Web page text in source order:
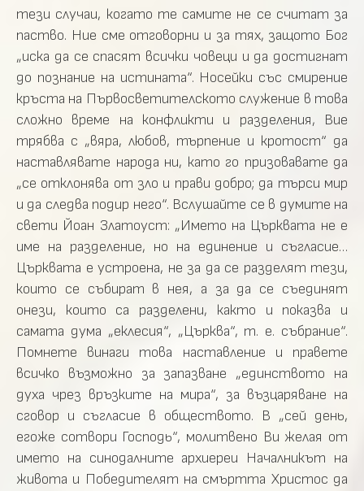
тези случаи, когато те самите не се считат за
паство. Ние сме отговорни и за тях, защото Бог
„иска да се спасят всички човеци и да достигнат
до познание на истината“. Носейки със смирение
кръста на Първосветителското служение в това
сложно време на конфликти и разделения, Вие
трябва с „вяра, любов, търпение и кротост“ да
наставлявате народа ни, като го призовавате да
„се отклонява от зло и прави добро; да търси мир
и да следва подир него“. Вслушайте се в думите на
свети Йоан Златоуст: „Името на Църквата не е
име на разделение, но на единение и съгласие…
Църквата е устроена, не за да се разделят тези,
които се събират в нея, а за да се съединят
онези, които са разделени, както и показва и
самата дума „еклесия“, „Църква“, т. е. събрание“.
Помнете винаги това наставление и правете
всичко възможно за запазване „единството на
духа чрез връзките на мира“, за възцаряване на
сговор и съгласие в обществото. В „сей день,
егоже сотвори Господь“, молитвено Ви желая от
името на синодалните архиереи Началникът на
живота и Победителят на смъртта Христос да